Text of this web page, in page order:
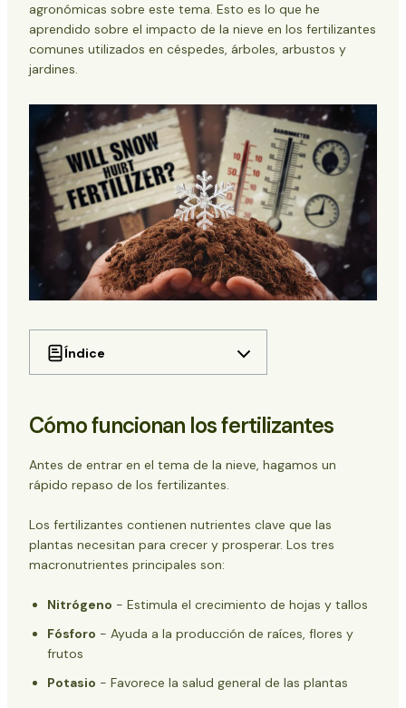
agronómicas sobre este tema. Esto es lo que he
aprendido sobre el impacto de la nieve en los fertilizantes
comunes utilizados en céspedes, árboles, arbustos y
jardines.
Índice
Impacto en el césped
¿Y los árboles y arbustos?
¿La nieve perjudica al abono?
Cómo funcionan los fertilizantes
Antes de entrar en el tema de la nieve, hagamos un
rápido repaso de los fertilizantes.
Los fertilizantes contienen nutrientes clave que las
plantas necesitan para crecer y prosperar. Los tres
macronutrientes principales son:
Nitrógeno - Estimula el crecimiento de hojas y tallos
Fósforo - Ayuda a la producción de raíces, flores y
frutos
Potasio - Favorece la salud general de las plantas